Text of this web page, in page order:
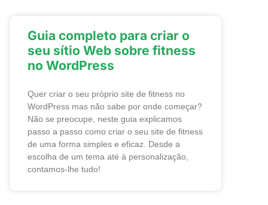
Guia completo para criar o
seu sítio Web sobre fitness
no WordPress
Quer criar o seu próprio site de fitness no
WordPress mas não sabe por onde começar?
Não se preocupe, neste guia explicamos
passo a passo como criar o seu site de fitness
de uma forma simples e eficaz. Desde a
escolha de um tema até à personalização,
contamos-lhe tudo!